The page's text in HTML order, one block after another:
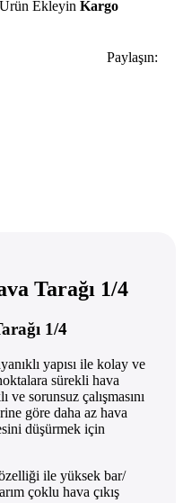
Ekleyin Kargo
Paylaşın:
Tarağı 1/4
1/4
yapısı ile kolay ve
sürekli hava
ve sorunsuz çalışmasını
göre daha az hava
düşürmek için
ile yüksek bar/
çoklu hava çıkış